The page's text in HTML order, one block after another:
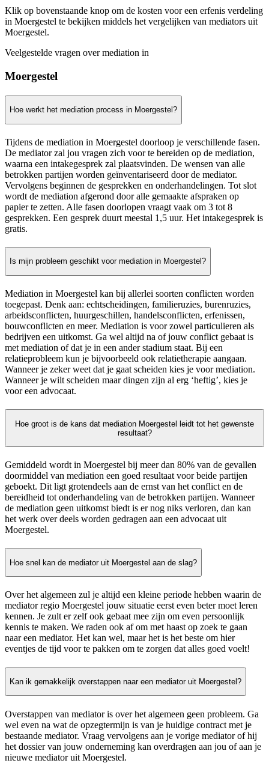
Klik op bovenstaande knop om de kosten voor een erfenis verdeling
in Moergestel te bekijken middels het vergelijken van mediators uit
Moergestel.
Veelgestelde vragen over mediation in
Moergestel
Hoe werkt het mediation process in Moergestel?
Tijdens de mediation in Moergestel doorloop je verschillende fasen.
De mediator zal jou vragen zich voor te bereiden op de mediation,
waarna een intakegesprek zal plaatsvinden. De wensen van alle
betrokken partijen worden geïnventariseerd door de mediator.
Vervolgens beginnen de gesprekken en onderhandelingen. Tot slot
wordt de mediation afgerond door alle gemaakte afspraken op
papier te zetten. Alle fasen doorlopen vraagt vaak om 3 tot 8
gesprekken. Een gesprek duurt meestal 1,5 uur. Het intakegesprek is
gratis.
Is mijn probleem geschikt voor mediation in Moergestel?
Mediation in Moergestel kan bij allerlei soorten conflicten worden
toegepast. Denk aan: echtscheidingen, familieruzies, burenruzies,
arbeidsconflicten, huurgeschillen, handelsconflicten, erfenissen,
bouwconflicten en meer. Mediation is voor zowel particulieren als
bedrijven een uitkomst. Ga wel altijd na of jouw conflict gebaat is
met mediation of dat je in een ander stadium staat. Bij een
relatieprobleem kun je bijvoorbeeld ook relatietherapie aangaan.
Wanneer je zeker weet dat je gaat scheiden kies je voor mediation.
Wanneer je wilt scheiden maar dingen zijn al erg ‘heftig’, kies je
voor een advocaat.
Hoe groot is de kans dat mediation Moergestel leidt tot het gewenste
resultaat?
Gemiddeld wordt in Moergestel bij meer dan 80% van de gevallen
doormiddel van mediation een goed resultaat voor beide partijen
geboekt. Dit ligt grotendeels aan de ernst van het conflict en de
bereidheid tot onderhandeling van de betrokken partijen. Wanneer
de mediation geen uitkomst biedt is er nog niks verloren, dan kan
het werk over deels worden gedragen aan een advocaat uit
Moergestel.
Hoe snel kan de mediator uit Moergestel aan de slag?
Over het algemeen zul je altijd een kleine periode hebben waarin de
mediator regio Moergestel jouw situatie eerst even beter moet leren
kennen. Je zult er zelf ook gebaat mee zijn om even persoonlijk
kennis te maken. We raden ook af om met haast op zoek te gaan
naar een mediator. Het kan wel, maar het is het beste om hier
eventjes de tijd voor te pakken om te zorgen dat alles goed voelt!
Kan ik gemakkelijk overstappen naar een mediator uit Moergestel?
Overstappen van mediator is over het algemeen geen probleem. Ga
wel even na wat de opzegtermijn is van je huidige contract met je
bestaande mediator. Vraag vervolgens aan je vorige mediator of hij
het dossier van jouw onderneming kan overdragen aan jou of aan je
nieuwe mediator uit Moergestel.